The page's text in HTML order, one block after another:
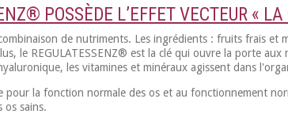
POSSÈDE L’EFFET VECTEUR «
de nutriments. Les ingrédients : fruits frais
le REGULATESSENZ® est la clé qui ouvre la porte
les vitamines et minéraux agissent dans
la fonction normale des os et au fonctionnement
os sains.